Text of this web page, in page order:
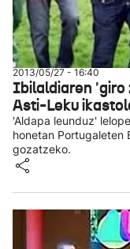
2013/05/27 - 16:40
Ibilaldiaren 'giro
Asti-Leku
'Aldapa leunduz'
honetan Portugaleten
gozatzeko.